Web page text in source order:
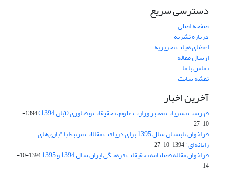
دسترسی سریع
صفحه اصلی
درباره نشریه
اعضای هیات تحریریه
ارسال مقاله
تماس با ما
نقشه سایت
آخرین اخبار
فهرست نشریات معتبر وزارت علوم، تحقیقات و فناوری (آبان 1394)
1394-
10-27
فراخوان تابستان سال 1395 برای دریافت مقالات مرتبط با "بازی‌های
رایانه‌ای"1394-10-27
فراخوان مقاله فصلنامه تحقیقات فرهنگی ایران سال 1394 و 1395
1394-10-
14